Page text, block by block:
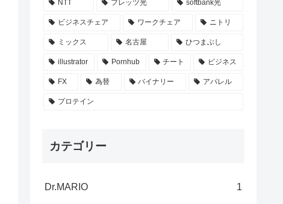
NTT フレッツ光 softbank光
ビジネスチェア ワークチェア ニトリ
ミックス 名古屋 ひつまぶし
illustrator Pornhub チート ビジネス
FX 為替 バイナリー アパレル
プロテイン
カテゴリー
Dr.MARIO 1